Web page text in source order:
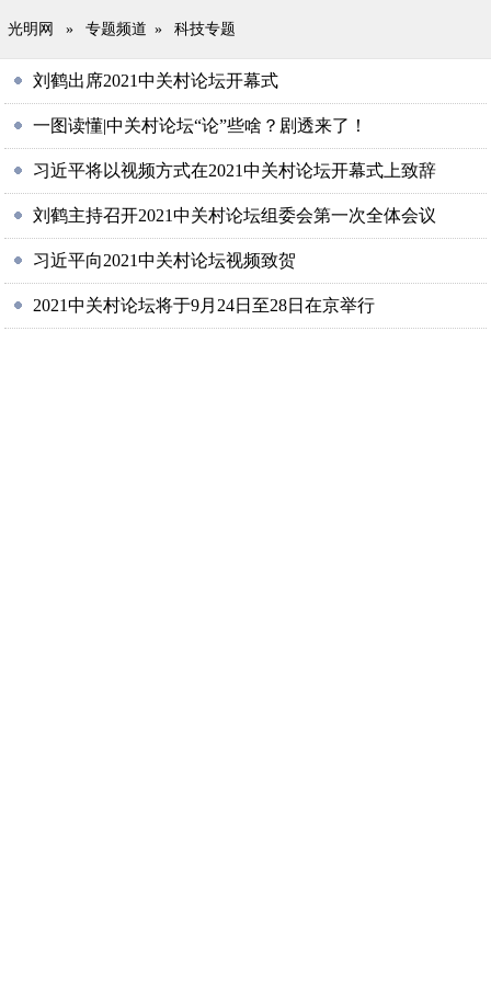
光明网 » 专题频道 » 科技专题
刘鹤出席2021中关村论坛开幕式
一图读懂|中关村论坛“论”些啥？剧透来了！
习近平将以视频方式在2021中关村论坛开幕式上致辞
刘鹤主持召开2021中关村论坛组委会第一次全体会议
习近平向2021中关村论坛视频致贺
2021中关村论坛将于9月24日至28日在京举行